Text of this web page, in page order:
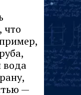
что
вода
—